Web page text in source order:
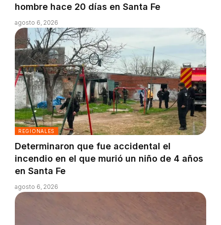
hombre hace 20 días en Santa Fe
agosto 6, 2026
REGIONALES
Determinaron que fue accidental el
incendio en el que murió un niño de 4 años
en Santa Fe
agosto 6, 2026